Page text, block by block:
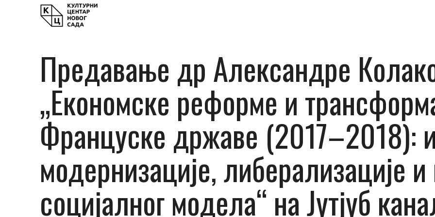
Предавање др Александре
„Економске реформе и
Француске државе (2017–2018):
модернизације, либерализације
социјалног модела“ на Јутјуб